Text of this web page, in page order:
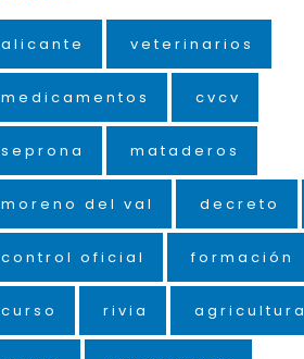
alicante veterinarios
medicamentos cvcv
seprona mataderos
moreno del val decreto
control oficial formación
curso rivia agricultura